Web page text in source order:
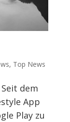
, Top News
dem
App
Play zu